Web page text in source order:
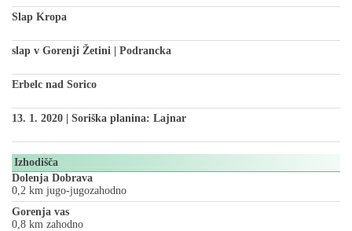
Slap Kropa
slap v Gorenji Žetini | Podrancka
Erbelc nad Sorico
13. 1. 2020 | Soriška planina: Lajnar
Izhodišča
Dolenja Dobrava
0,2 km jugo-jugozahodno
Gorenja vas
0,8 km zahodno